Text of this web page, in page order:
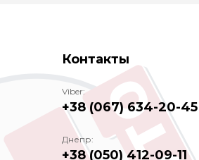
Контакты
Viber:
+38 (067) 634-20-45
Днепр:
+38 (050) 412-09-11